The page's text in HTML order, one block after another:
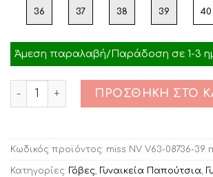
36 37 38 39 40
Άμεση παραλαβή/Παράδοση σε 1-3
Ποσότητα
ΠΡΟΣΘΉΚΗ ΣΤΟ
Κωδικός προϊόντος: miss NV V63-08736-39
Κατηγορίες: Γόβες, Γυναικεία Παπούτσια,